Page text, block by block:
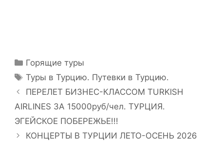
Горящие туры
Туры в Турцию. Путевки в Турцию.
ПЕРЕЛЕТ БИЗНЕС-КЛАССОМ TURKISH
AIRLINES ЗА 15000руб/чел. ТУРЦИЯ.
ЭГЕЙСКОЕ ПОБЕРЕЖЬЕ!!!
КОНЦЕРТЫ В ТУРЦИИ ЛЕТО-ОСЕНЬ 2026